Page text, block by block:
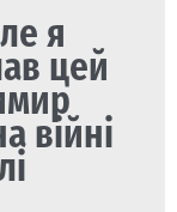
я
цей
війні